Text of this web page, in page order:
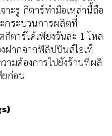
าะรู กีตาร์ทำมือเหล่านี้ถือ
กระบวนการผลิตที่
ตาร์ได้เพียงวันละ 1 โหล
ฝากจากฟิลิปปินส์ไอเท็
ามต้องการไปยังร้านที่ผลิ
ยก่อน